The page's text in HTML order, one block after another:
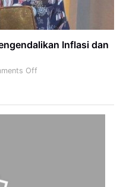
Inflasi dan
Off